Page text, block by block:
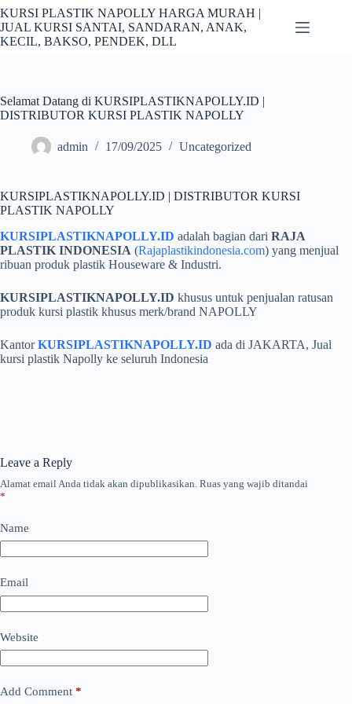
Skip
to
content
KURSI PLASTIK NAPOLLY HARGA MURAH |
JUAL KURSI SANTAI, SANDARAN, ANAK,
KECIL, BAKSO, PENDEK, DLL
Selamat Datang di KURSIPLASTIKNAPOLLY.ID |
DISTRIBUTOR KURSI PLASTIK NAPOLLY
admin 17/09/2025 Uncategorized
KURSIPLASTIKNAPOLLY.ID | DISTRIBUTOR KURSI
PLASTIK NAPOLLY
KURSIPLASTIKNAPOLLY.ID adalah bagian dari RAJA
PLASTIK INDONESIA (Rajaplastikindonesia.com) yang menjual
ribuan produk plastik Houseware & Industri.
KURSIPLASTIKNAPOLLY.ID khusus untuk penjualan ratusan
produk kursi plastik khusus merk/brand NAPOLLY
KantorKURSIPLASTIKNAPOLLY.ID ada di JAKARTA, Jual
kursi plastik Napolly ke seluruh Indonesia
Leave a Reply
Alamat email Anda tidak akan dipublikasikan. Ruas yang wajib ditandai
*
Name
Email
Website
Add Comment *